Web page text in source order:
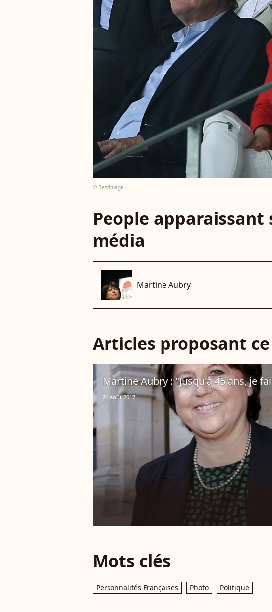
© BestImage
People apparaissant
média
Martine Aubry
Articles proposant
Martine Aubry : "Jusqu'à 45 ans, je
24 août 2017
Mots clés
Personnalités Françaises Photo Politique